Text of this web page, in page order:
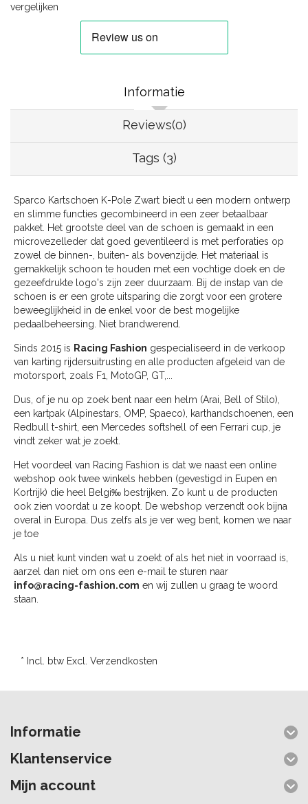
vergelijken
Informatie
Reviews(0)
Tags (3)
Sparco Kartschoen K-Pole Zwart biedt u een modern ontwerp
en slimme functies gecombineerd in een zeer betaalbaar
pakket. Het grootste deel van de schoen is gemaakt in een
microvezelleder dat goed geventileerd is met perforaties op
zowel de binnen-, buiten- als bovenzijde. Het materiaal is
gemakkelijk schoon te houden met een vochtige doek en de
gezeefdrukte logo's zijn zeer duurzaam. Bij de instap van de
schoen is er een grote uitsparing die zorgt voor een grotere
beweeglijkheid in de enkel voor de best mogelijke
pedaalbeheersing. Niet brandwerend.
Sinds 2015 is Racing Fashion gespecialiseerd in de verkoop
van karting rijdersuitrusting en alle producten afgeleid van de
motorsport, zoals F1, MotoGP, GT,...
Dus, of je nu op zoek bent naar een helm (Arai, Bell of Stilo),
een kartpak (Alpinestars, OMP, Spaeco), karthandschoenen, een
Redbull t-shirt, een Mercedes softshell of een Ferrari cup, je
vindt zeker wat je zoekt.
Het voordeel van Racing Fashion is dat we naast een online
webshop ook twee winkels hebben (gevestigd in Eupen en
Kortrijk) die heel Belgi‰ bestrijken. Zo kunt u de producten
ook zien voordat u ze koopt. De webshop verzendt ook bijna
overal in Europa. Dus zelfs als je ver weg bent, komen we naar
je toe
Als u niet kunt vinden wat u zoekt of als het niet in voorraad is,
aarzel dan niet om ons een e-mail te sturen naar
info@racing-fashion.com en wij zullen u graag te woord
staan.
* Incl. btw Excl. Verzendkosten
Informatie
Klantenservice
Mijn account